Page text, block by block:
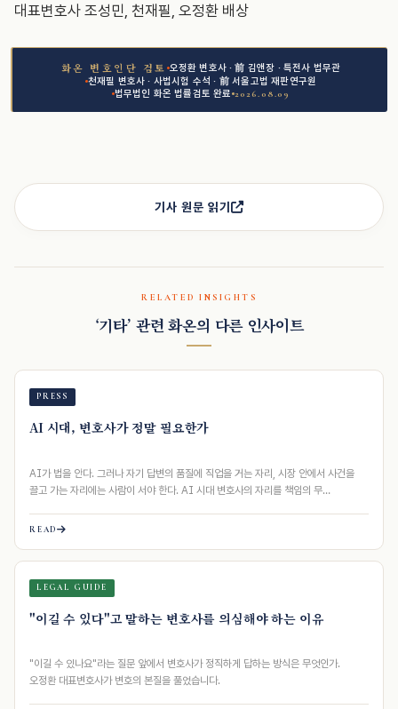
대표변호사 조성민, 천재필, 오정환 배상
화온 변호인단 검토 오정환 변호사 · 前 김앤장 · 특전사 법무관
천재필 변호사 · 사법시험 수석 · 前 서울고법 재판연구원
법무법인 화온 법률검토 완료 2026.08.09
기사 원문 읽기
RELATED INSIGHTS
‘기타’ 관련 화온의 다른 인사이트
PRESS
AI 시대, 변호사가 정말 필요한가
AI가 법을 안다. 그러나 자기 답변의 품질에 직업을 거는 자리, 시장 안에서 사건을
끌고 가는 자리에는 사람이 서야 한다. AI 시대 변호사의 자리를 책임의 무…
READ
LEGAL GUIDE
"이길 수 있다"고 말하는 변호사를 의심해야 하는 이유
"이길 수 있나요"라는 질문 앞에서 변호사가 정직하게 답하는 방식은 무엇인가.
오정환 대표변호사가 변호의 본질을 풀었습니다.